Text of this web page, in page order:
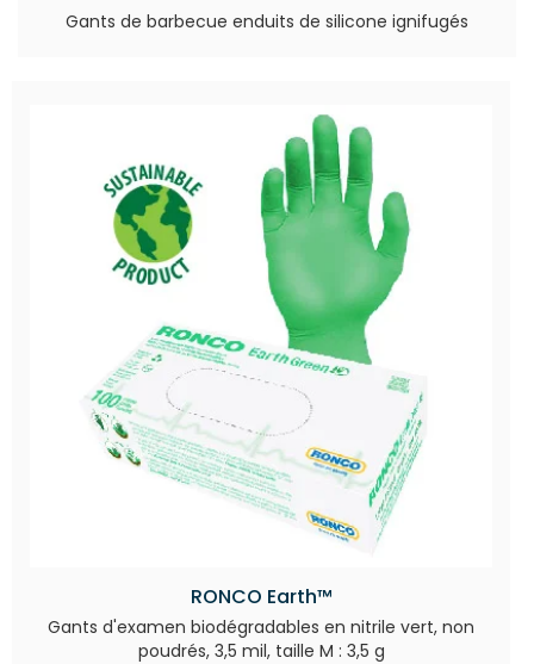
Gants de barbecue enduits de silicone ignifugés
RONCO Earth™
Gants d'examen biodégradables en nitrile vert, non
poudrés, 3,5 mil, taille M : 3,5 g